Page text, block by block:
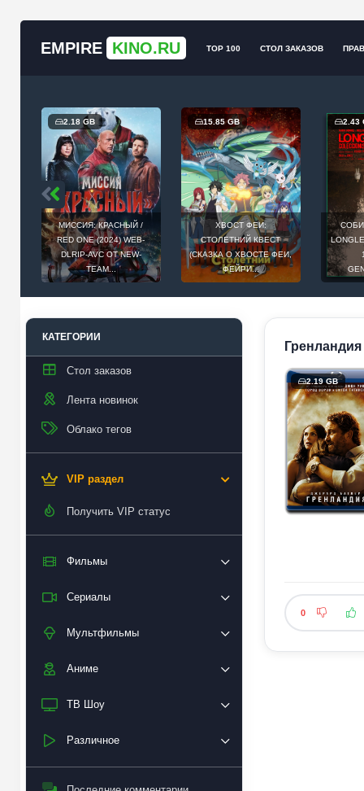
EMPIRE KINO.RU TOP 100 СТОЛ ЗАКАЗОВ
2.18 GB
МИССИЯ: КРАСНЫЙ /
RED ONE (2024) WEB-
DLRIP-AVC ОТ NEW-
TEAM...
15.85 GB
ХВОСТ ФЕИ:
СТОЛЕТНИЙ КВЕСТ
(СКАЗКА О ХВОСТЕ ФЕИ,
ФЕЙРИ...
2.43
КАТЕГОРИИ
Стол заказов
Лента новинок
Облако тегов
VIP раздел
Получить VIP статус
Фильмы
Сериалы
Мультфильмы
Аниме
ТВ Шоу
Различное
2.19 GB
0